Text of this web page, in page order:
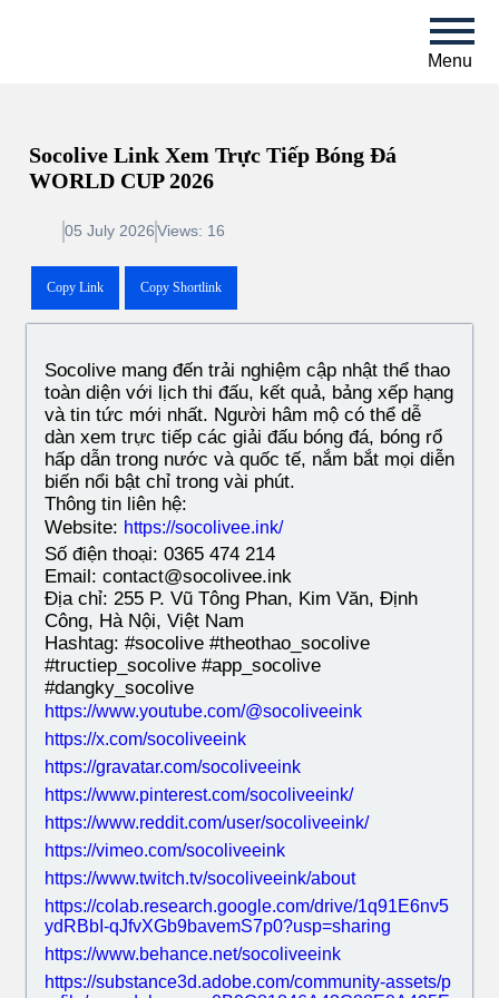
Menu
Socolive Link Xem Trực Tiếp Bóng Đá
WORLD CUP 2026
05 July 2026Views: 16
Copy Link Copy Shortlink
Socolive mang đến trải nghiệm cập nhật thể thao
toàn diện với lịch thi đấu, kết quả, bảng xếp hạng
và tin tức mới nhất. Người hâm mộ có thể dễ
dàn xem trực tiếp các giải đấu bóng đá, bóng rổ
hấp dẫn trong nước và quốc tế, nắm bắt mọi diễn
biến nổi bật chỉ trong vài phút.
Thông tin liên hệ:
Website: https://socolivee.ink/
Số điện thoại: 0365 474 214
Email: contact@socolivee.ink
Địa chỉ: 255 P. Vũ Tông Phan, Kim Văn, Định
Công, Hà Nội, Việt Nam
Hashtag: #socolive #theothao_socolive
#tructiep_socolive #app_socolive
#dangky_socolive
https://www.youtube.com/@socoliveeink
https://x.com/socoliveeink
https://gravatar.com/socoliveeink
https://www.pinterest.com/socoliveeink/
https://www.reddit.com/user/socoliveeink/
https://vimeo.com/socoliveeink
https://www.twitch.tv/socoliveeink/about
https://colab.research.google.com/drive/1q91E6nv5
ydRBbI-qJfvXGb9bavemS7p0?usp=sharing
https://www.behance.net/socoliveeink
https://substance3d.adobe.com/community-assets/p
We use cookies on our website to give you the most relevant experience
by remembering your preferences and repeat visits. By clicking “Accept”,
you consent to the use of all cookies.
Accept